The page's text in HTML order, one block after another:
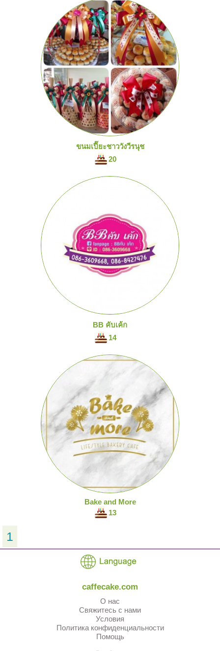
ขนมเปี๊ยะชาววังวีรนุช
20
BB คับเค้ก
14
Bake and More
13
1
caffecake.com
О нас
Свяжитесь с нами
Условия
Политика конфиденциальности
Помощь